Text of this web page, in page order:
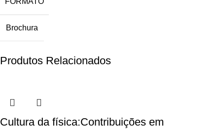
Brochura
Produtos Relacionados
Cultura da física:Contribuições em